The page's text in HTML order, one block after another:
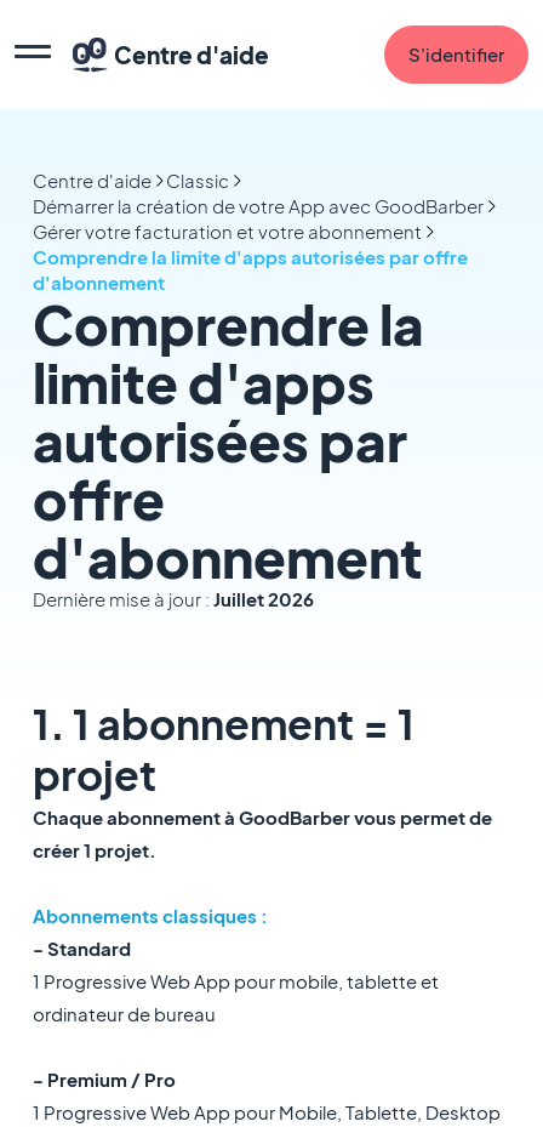
Centre d'aide S'identifier
Centre d'aide
Classic
Démarrer la création de votre App avec GoodBarber
Gérer votre facturation et votre abonnement
Comprendre la limite d'apps autorisées par offre
d'abonnement
Comprendre la
limite d'apps
autorisées par
offre
d'abonnement
Dernière mise à jour : Juillet 2026
1. 1 abonnement = 1
projet
Chaque abonnement à GoodBarber vous permet de
créer 1 projet.
Abonnements classiques :
- Standard
1 Progressive Web App pour mobile, tablette et
ordinateur de bureau
- Premium / Pro
1 Progressive Web App pour Mobile, Tablette, Desktop